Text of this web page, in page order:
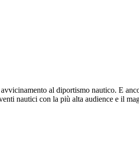
al diportismo nautico. E
nautici con la più alta audience e il